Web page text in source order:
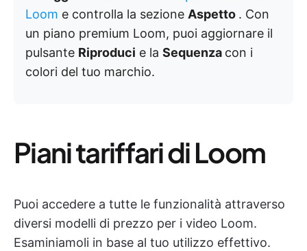
Loom e controlla la sezione Aspetto . Con
un piano premium Loom, puoi aggiornare il
pulsante Riproduci e la Sequenza con i
colori del tuo marchio.
Piani tariffari di Loom
Puoi accedere a tutte le funzionalità attraverso
diversi modelli di prezzo per i video Loom.
Esaminiamoli in base al tuo utilizzo effettivo.